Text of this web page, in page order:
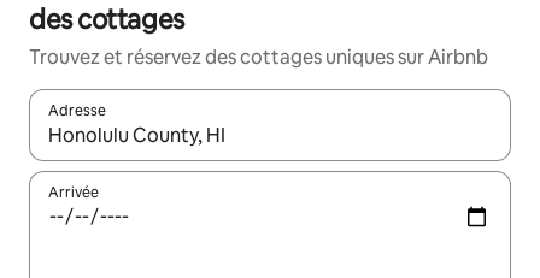
des cottages
Trouvez et réservez des cottages uniques sur Airbnb
Adresse
Lorsque les résultats s'affichent, utilisez les flèches vers le
Arrivée